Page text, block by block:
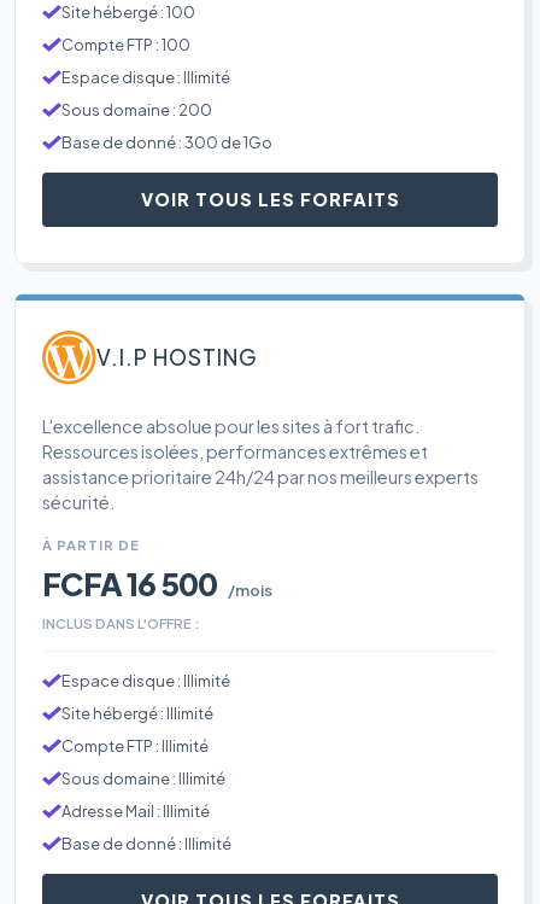
Site hébergé : 100
Compte FTP : 100
Espace disque : Illimité
Sous domaine : 200
Base de donné : 300 de 1Go
VOIR TOUS LES FORFAITS
V.I.P HOSTING
L'excellence absolue pour les sites à fort trafic.
Ressources isolées, performances extrêmes et
assistance prioritaire 24h/24 par nos meilleurs experts
sécurité.
À PARTIR DE
FCFA 16 500 /mois
INCLUS DANS L'OFFRE :
Espace disque : Illimité
Site hébergé : Illimité
Compte FTP : Illimité
Sous domaine : Illimité
Adresse Mail : Illimité
Base de donné : Illimité